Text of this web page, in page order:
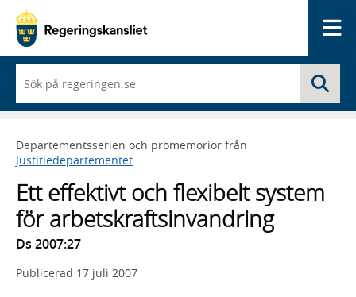
du
börjar
skriva
framträder
en
med
sökförslag
Departementsserien och promemorior från
Justitiedepartementet
Ett effektivt och flexibelt system
för arbetskraftsinvandring
Ds 2007:27
Publicerad 17 juli 2007